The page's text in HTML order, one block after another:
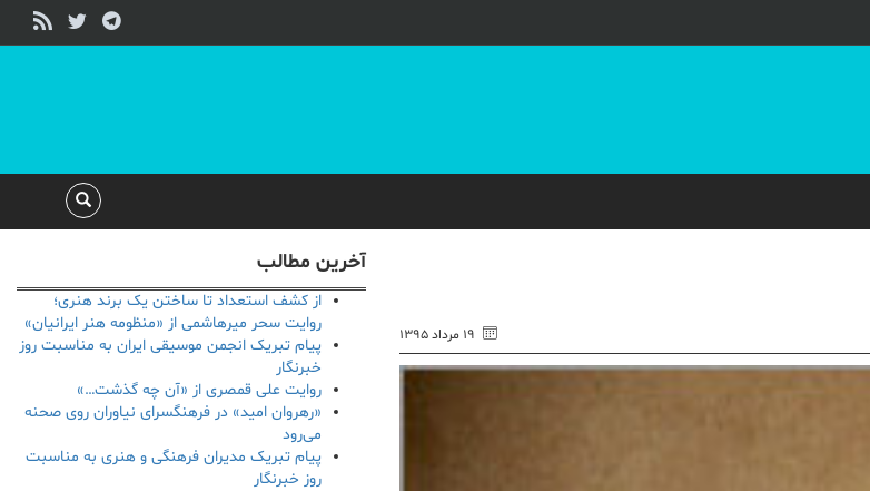
۱۹ مرداد ۱۳۹۵
آخرین مطالب
از کشف استعداد تا ساختن یک برند هنری؛
روایت سحر میرهاشمی از «منظومه هنر ایرانیان»
پیام تبریک انجمن موسیقی ایران به مناسبت روز
خبرنگار
روایت علی قمصری از «آن چه گذشت…»
«رهروان امید» در فرهنگسرای نیاوران روی صحنه
می‌رود
پیام تبریک مدیران فرهنگی و هنری به مناسبت
روز خبرنگار